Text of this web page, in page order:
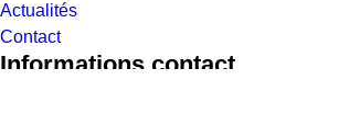
Actualités
Contact
Informations contact